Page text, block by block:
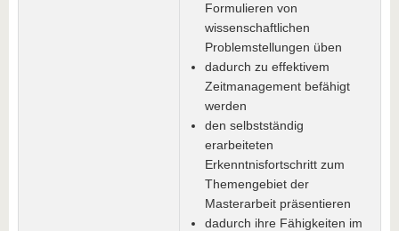
Formulieren von
wissenschaftlichen
Problemstellungen üben
dadurch zu effektivem
Zeitmanagement befähigt
werden
den selbstständig
erarbeiteten
Erkenntnisfortschritt zum
Themengebiet der
Masterarbeit präsentieren
dadurch ihre Fähigkeiten im